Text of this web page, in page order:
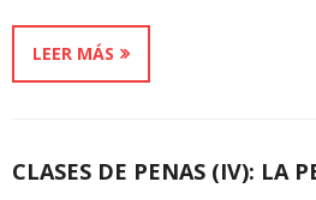
LEER MÁS
CLASES DE PENAS (IV): LA